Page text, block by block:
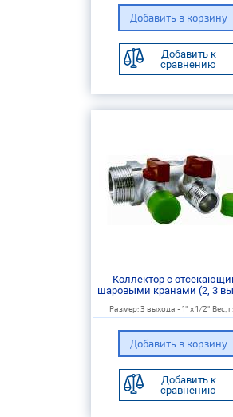
Добавить к
сравнению
Коллектор с
шаровыми кранами (2, 3
Размер: 3 выхода - 1" х 1/2" Вес,
Добавить к
сравнению